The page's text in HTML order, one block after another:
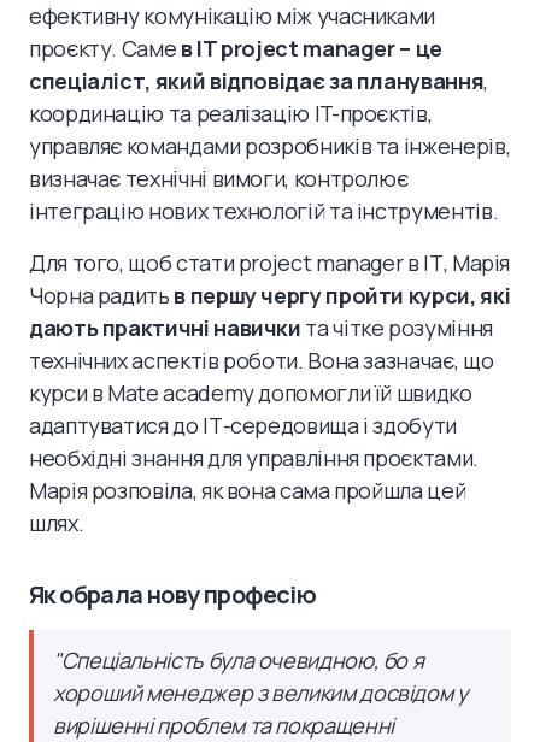
ефективну комунікацію між учасниками
проєкту. Саме в IT project manager – це
спеціаліст, який відповідає за планування,
координацію та реалізацію IT-проєктів,
управляє командами розробників та інженерів,
визначає технічні вимоги, контролює
інтеграцію нових технологій та інструментів.
Для того, щоб стати project manager в ІТ, Марія
Чорна радить в першу чергу пройти курси, які
дають практичні навички та чітке розуміння
технічних аспектів роботи. Вона зазначає, що
курси в Mate academy допомогли їй швидко
адаптуватися до ІТ-середовища і здобути
необхідні знання для управління проєктами.
Марія розповіла, як вона сама пройшла цей
шлях.
Як обрала нову професію
"Спеціальність була очевидною, бо я
хороший менеджер з великим досвідом у
вирішенні проблем та покращенні